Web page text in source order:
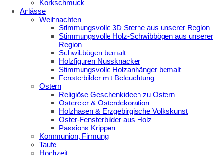
Korkschmuck
Anlässe
Weihnachten
Stimmungsvolle 3D Sterne aus unserer Region
Stimmungsvolle Holz-Schwibbögen aus unserer
Region
Schwibbögen bemalt
Holzfiguren Nussknacker
Stimmungsvolle Holzanhänger bemalt
Fensterbilder mit Beleuchtung
Ostern
Religiöse Geschenkideen zu Ostern
Ostereier & Osterdekoration
Holzhasen & Erzgebirgische Volkskunst
Oster-Fensterbilder aus Holz
Passions Krippen
Kommunion, Firmung
Taufe
Hochzeit